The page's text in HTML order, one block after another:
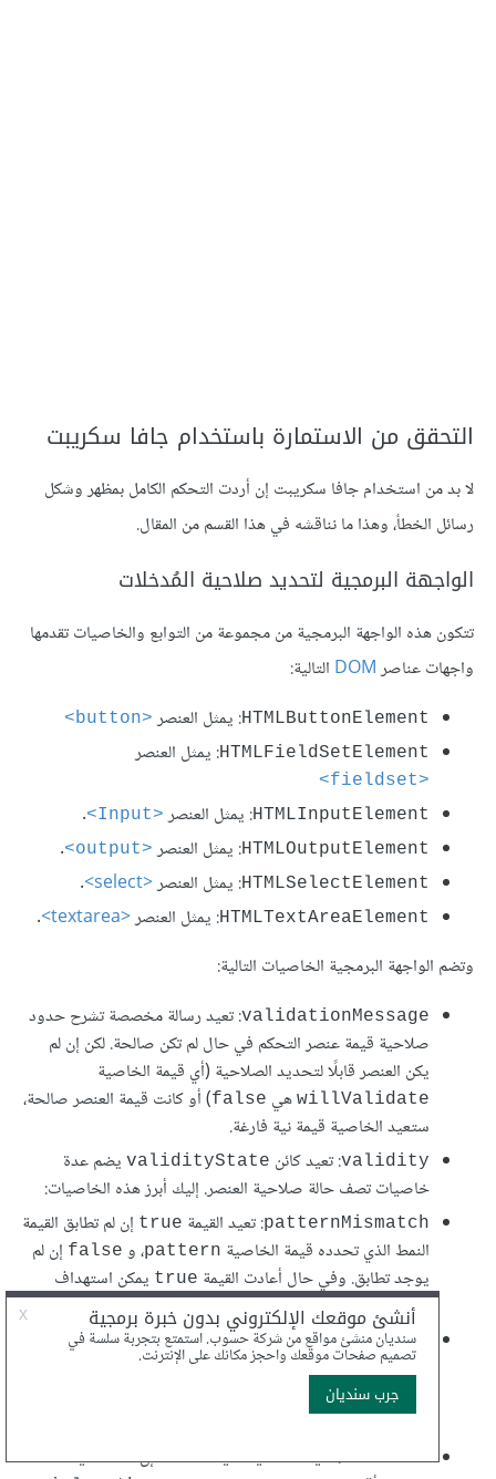
التحقق من الاستمارة باستخدام جافا سكريبت
لا بد من استخدام جافا سكريبت إن أردت التحكم الكامل بمظهر وشكل
رسائل الخطأ، وهذا ما نناقشه في هذا القسم من المقال.
الواجهة البرمجية لتحديد صلاحية المُدخلات
تتكون هذه الواجهة البرمجية من مجموعة من التوابع والخاصيات تقدمها
واجهات عناصرDOM التالية:
HTMLButtonElement: يمثل العنصر <button>
HTMLFieldSetElement: يمثل العنصر
<fieldset>
HTMLInputElement: يمثل العنصر <Input>
.
HTMLOutputElement: يمثل العنصر <output>
.
HTMLSelectElement: يمثل العنصر<select>
.
HTMLTextAreaElement: يمثل العنصر<textarea>
.
وتضم الواجهة البرمجية الخاصيات التالية:
validationMessage: تعيد رسالة مخصصة تشرح حدود
صلاحية قيمة عنصر التحكم في حال لم تكن صالحة. لكن إن لم
يكن العنصر قابلًا لتحديد الصلاحية (أي قيمة الخاصية
willValidate هي false) أو كانت قيمة العنصر صالحة،
ستعيد الخاصية قيمة نية فارغة.
validity: تعيد كائن validityState يضم عدة
خاصيات تصف حالة صلاحية العنصر. إليك أبرز هذه الخاصيات:
patternMismatch: تعيد القيمة true إن لم تطابق القيمة
النمط الذي تحدده قيمة الخاصية pattern، و false إن لم
يوجد تطابق. وفي حال أعادت القيمة true يمكن استهداف
العنصر عبر الصنف invalid:
.
tooLong: تعيد الخاصية القيمةtrueإن كانت القيمة المدخلة
أطول من القيمة التي تحددها الخاصية maxlength
false إن كانت أقصر منها أو تساويها. وفي حال أعادت القيمة
يمكن استهداف العنصر عبر الصنف
tooShort: تعيد الخاصية القيمةtrueإن كانت القيمة